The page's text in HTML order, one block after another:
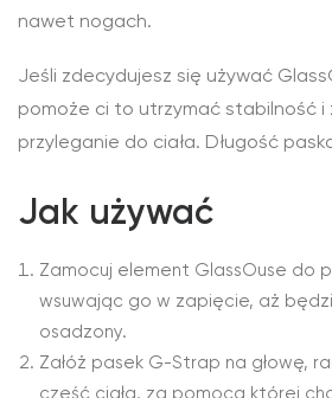
nawet nogach.
Jeśli zdecydujesz się używać
pomoże ci to utrzymać stabilność i
przyleganie do ciała. Długość
Jak używać
Zamocuj element GlassOuse do
wsuwając go w zapięcie, aż
osadzony.
Załóż pasek G-Strap na głowę,
część ciała, za pomocą której